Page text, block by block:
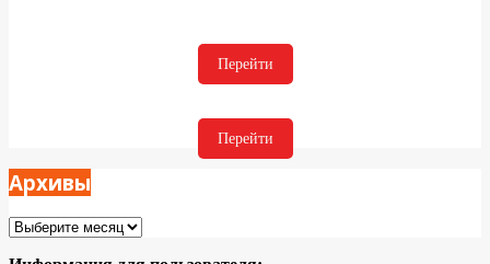
Перейти
Перейти
Архивы
Архивы